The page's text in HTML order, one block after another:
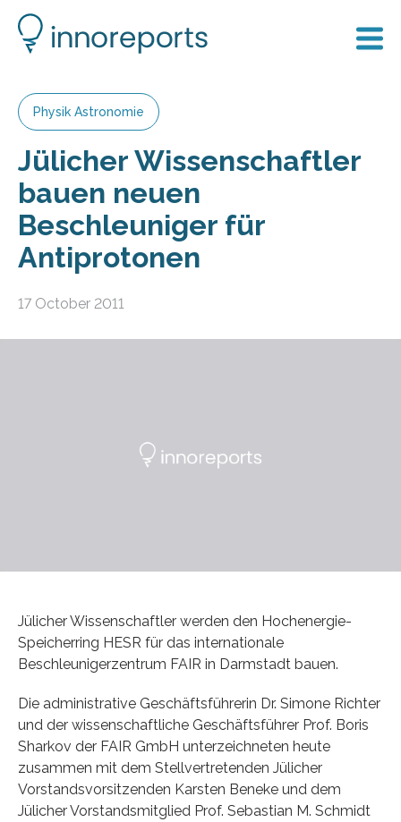
Physik Astronomie
Jülicher Wissenschaftler
bauen neuen
Beschleuniger für
Antiprotonen
17 October 2011
Jülicher Wissenschaftler werden den Hochenergie-
Speicherring HESR für das internationale
Beschleunigerzentrum FAIR in Darmstadt bauen.
Die administrative Geschäftsführerin Dr. Simone Richter
und der wissenschaftliche Geschäftsführer Prof. Boris
Sharkov der FAIR GmbH unterzeichneten heute
zusammen mit dem Stellvertretenden Jülicher
Vorstandsvorsitzenden Karsten Beneke und dem
Jülicher Vorstandsmitglied Prof. Sebastian M. Schmidt